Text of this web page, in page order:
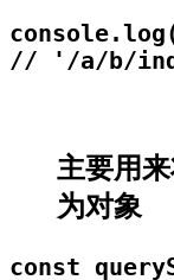
// '/a/b/
主要用
为对象
const